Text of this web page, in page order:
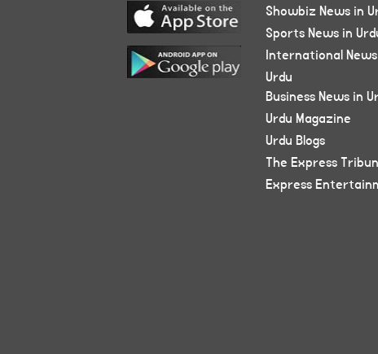
Showbiz News in
Sports News in
International
Urdu
Business News in
Urdu Magazine
Urdu Blogs
The Express
Express